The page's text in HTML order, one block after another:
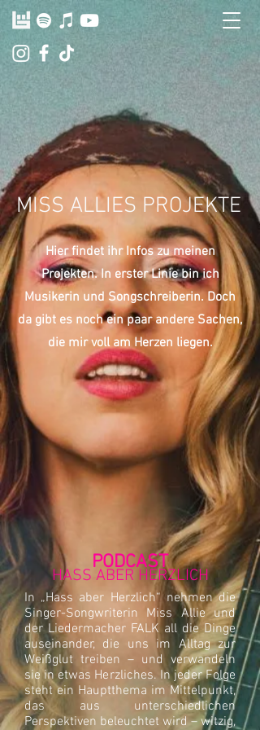
MISS ALLIES PROJEKTE
Hier findet ihr Infos zu meinen
Projekten. In erster Linie bin ich
Musikerin und Songschreiberin. Doch
da gibt es noch ein paar andere Sachen,
die mir voll am Herzen liegen.
PODCAST
HASS ABER HERZLICH
In „Hass aber Herzlich“ nehmen die
Singer-Songwriterin Miss Allie und
der Liedermacher FALK all die Dinge
auseinander, die uns im Alltag zur
Weißglut treiben – und verwandeln
sie in etwas Herzliches. In jeder Folge
steht ein Hauptthema im Mittelpunkt,
das aus unterschiedlichen
Perspektiven beleuchtet wird – witzig,